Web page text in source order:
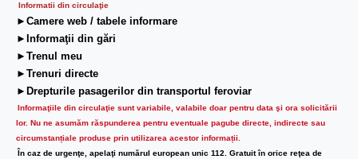
Informatii din circulaţie
►Camere web / tabele informare
►Informaţii din gări
►Trenul meu
►Trenuri directe
►Drepturile pasagerilor din transportul feroviar
Informaţiile din circulaţie sunt variabile, valabile doar pentru data şi ora solicitării
lor. Nu ne asumăm răspunderea pentru eventuale pagube directe, indirecte sau
circumstanțiale produse prin utilizarea acestor informații.
În caz de urgenţe, apelaţi numărul european unic 112. Gratuit în orice reţea de